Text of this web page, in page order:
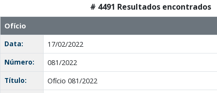
# 4491 Resultados encontrados
Ofício
Data:
17/02/2022
Número:
081/2022
Título:
Ofício 081/2022